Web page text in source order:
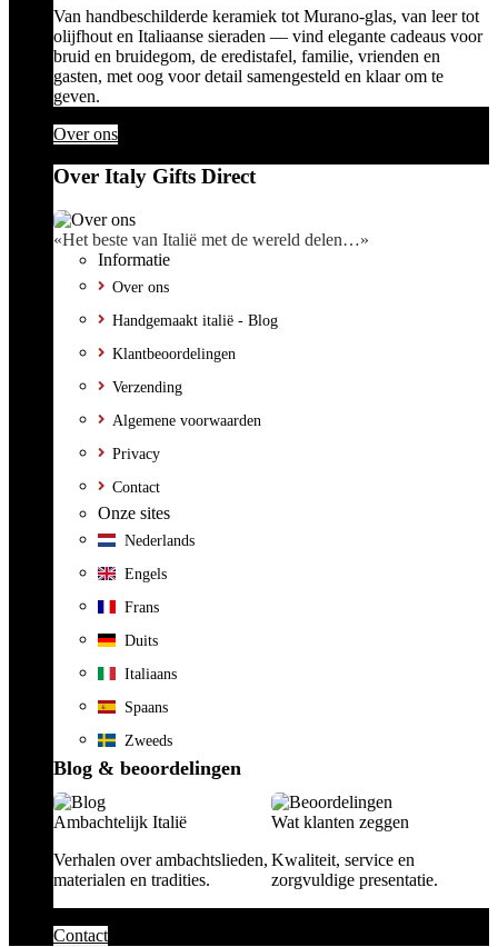
Van handbeschilderde keramiek tot Murano-glas, van leer tot
olijfhout en Italiaanse sieraden — vind elegante cadeaus voor
bruid en bruidegom, de eredistafel, familie, vrienden en
gasten, met oog voor detail samengesteld en klaar om te
geven.
Over ons
Over Italy Gifts Direct
«Het beste van Italië met de wereld delen…»
Informatie
Over ons
Handgemaakt italië - Blog
Klantbeoordelingen
Verzending
Algemene voorwaarden
Privacy
Contact
Onze sites
Nederlands
Engels
Frans
Duits
Italiaans
Spaans
Zweeds
Blog & beoordelingen
Ambachtelijk Italië
Verhalen over ambachtslieden,
materialen en tradities.
Wat klanten zeggen
Kwaliteit, service en
zorgvuldige presentatie.
Contact